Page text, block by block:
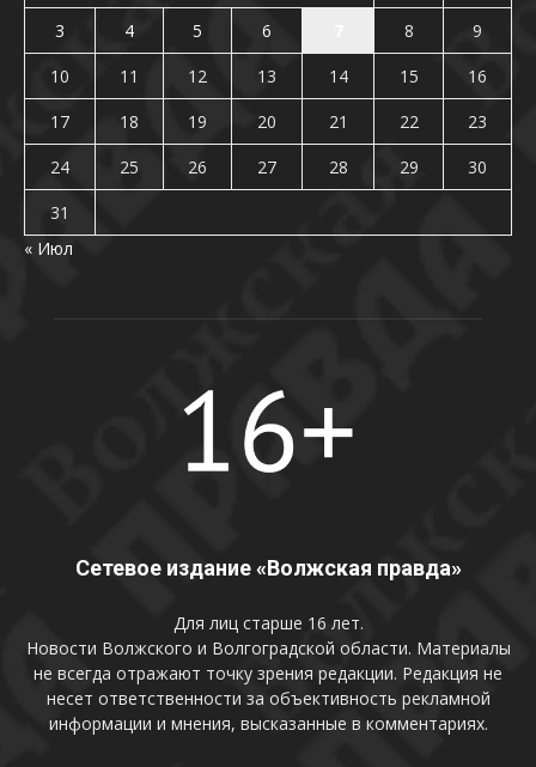
3
4 5 6 8
9
10
11 12 13 14 15
16
17
18 19 20 21 22
23
24
25 26 27 28 29
30
31
« Июл
Сетевое издание «Волжская правда»
Для лиц старше 16 лет.
Новости Волжского и Волгоградской области. Материалы
не всегда отражают точку зрения редакции. Редакция не
несет ответственности за объективность рекламной
информации и мнения, высказанные в комментариях.